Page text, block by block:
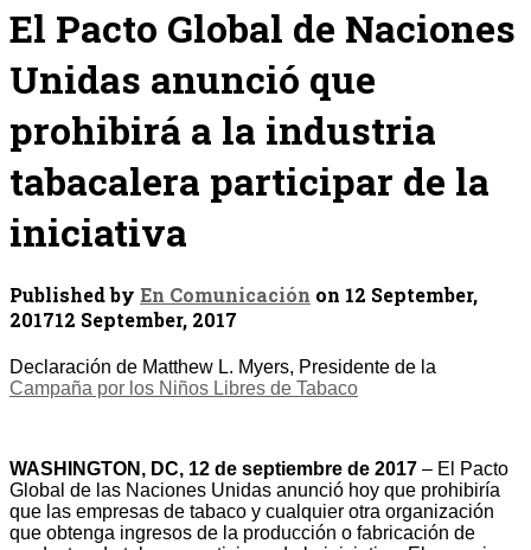
El Pacto Global de Naciones
Unidas anunció que
prohibirá a la industria
tabacalera participar de la
iniciativa
Published by En Comunicación on 12 September,
201712 September, 2017
Declaración de Matthew L. Myers, Presidente de la
Campaña por los Niños Libres de Tabaco
WASHINGTON, DC, 12 de septiembre de 2017 – El Pacto
Global de las Naciones Unidas anunció hoy que prohibiría
que las empresas de tabaco y cualquier otra organización
que obtenga ingresos de la producción o fabricación de